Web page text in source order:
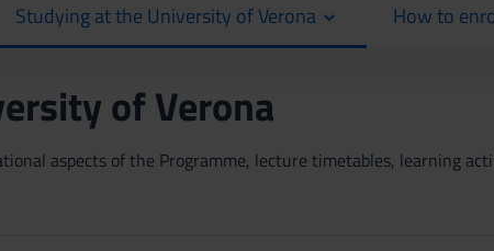
Studying at the University of Verona How to
of Verona
aspects of the Programme, lecture timetables, learning